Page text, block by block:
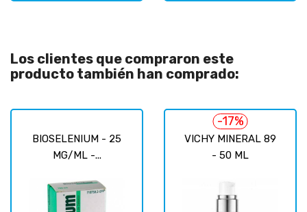
Los clientes que compraron este
producto también han comprado:
BIOSELENIUM - 25
MG/ML -...
VICHY MINERAL 89
- 50 ML
-17%